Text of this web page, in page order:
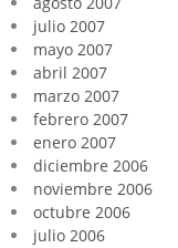
julio 2007
mayo 2007
abril 2007
marzo 2007
febrero 2007
enero 2007
diciembre 2006
noviembre 2006
octubre 2006
julio 2006